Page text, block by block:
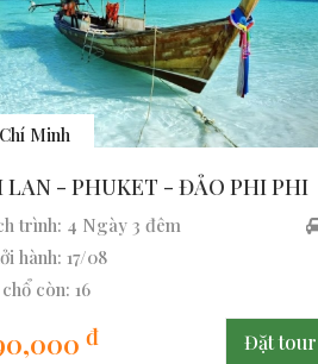
Minh
LAN - PHUKET - ĐẢO PHI PHI
trình: 4 Ngày 3 đêm
hành: 17/08
chổ còn: 16
đ Đặt tour